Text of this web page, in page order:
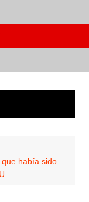
había sido